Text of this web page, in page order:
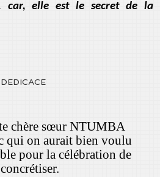
car, elle est le secret de la
»
DEDICACE
chère sœur NTUMBA
qui on aurait bien voulu
pour la célébration de